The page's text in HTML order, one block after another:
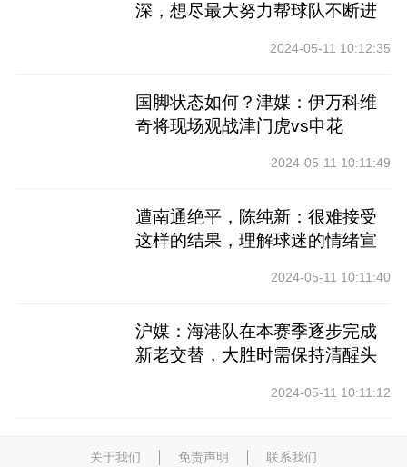
深，想尽最大努力帮球队不断进
2024-05-11 10:12:35
国脚状态如何？津媒：伊万科维
奇将现场观战津门虎vs申花
2024-05-11 10:11:49
遭南通绝平，陈纯新：很难接受
这样的结果，理解球迷的情绪宣
2024-05-11 10:11:40
沪媒：海港队在本赛季逐步完成
新老交替，大胜时需保持清醒头
2024-05-11 10:11:12
关于我们 免责声明 联系我们